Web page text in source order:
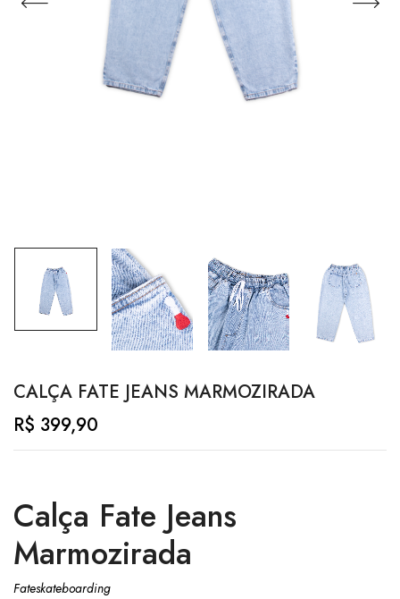
CALÇA FATE JEANS MARMOZIRADA
R$ 399,90
Calça Fate Jeans
Marmozirada
Fateskateboarding